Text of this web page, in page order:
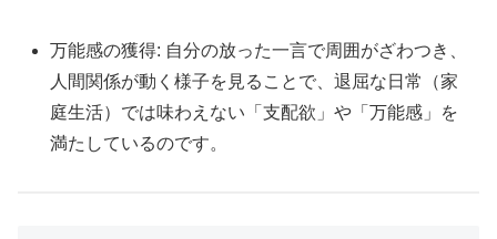
万能感の獲得: 自分の放った一言で周囲がざわつき、
人間関係が動く様子を見ることで、退屈な日常（家
庭生活）では味わえない「支配欲」や「万能感」を
満たしているのです。